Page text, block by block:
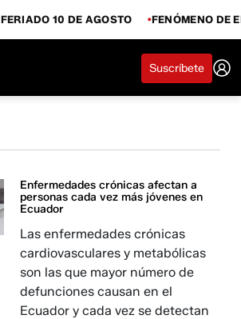
FERIADO 10 DE AGOSTO FENÓMENO DE
Suscríbete
Enfermedades crónicas afectan a
personas cada vez más jóvenes en
Ecuador
Las enfermedades crónicas
cardiovasculares y metabólicas
son las que mayor número de
defunciones causan en el
Ecuador y cada vez se detectan